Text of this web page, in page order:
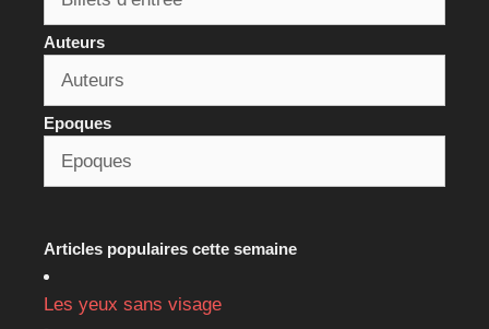
Auteurs
Epoques
Articles populaires cette semaine
Les yeux sans visage